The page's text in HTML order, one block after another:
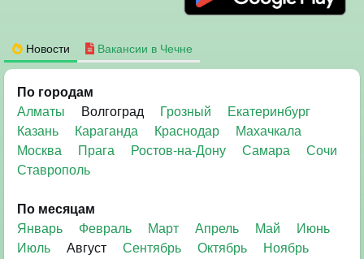
Новости Вакансии в Чечне
По городам
Алматы
Волгоград Грозный
Екатеринбург
Казань
Караганда Краснодар
Махачкала
Москва
Прага Ростов-на-Дону Самара
Сочи
Ставрополь
По месяцам
Январь
Февраль Март Апрель Май
Июнь
Июль
Август Сентябрь Октябрь
Ноябрь